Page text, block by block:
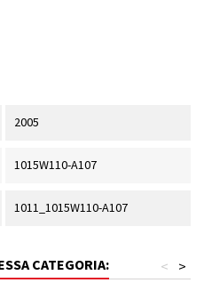
2005
1015W110-A107
1011_1015W110-A107
CATEGORIA: >
<